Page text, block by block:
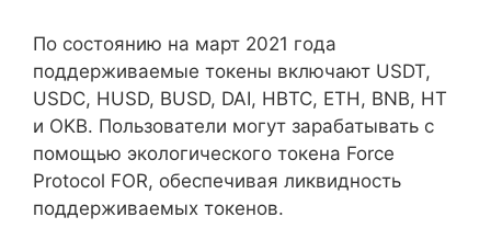
По состоянию на март 2021 года
поддерживаемые токены включают USDT,
USDC, HUSD, BUSD, DAI, HBTC, ETH, BNB, HT
и OKB. Пользователи могут зарабатывать с
помощью экологического токена Force
Protocol FOR, обеспечивая ликвидность
поддерживаемых токенов.